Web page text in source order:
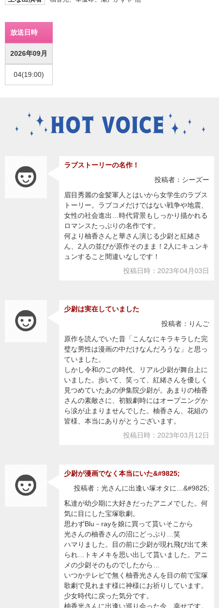
放送日時
2026年09月
04(19:00)
ラブストーリーの名作！
投稿者：シーズー
眉目秀麗の金髪軍人とはいから女学生のラブス
トーリー。ラブコメだけではない戦争や地震、
女性の社会進出…時代背景もしっかり描かれる
ロマンスたっぷりの名作です。
何より柚香さんと華さん演じる少尉と紅緒さ
ん、2人の並びが原作そのまま！2人にキュンキ
ュンすること間違いなしです！
投稿日時：2023年04月03日
少尉は実在していました
投稿者：りんご
原作を読んでいた昔「こんなにキラキラした完
璧な男性は漫画の中だけなんだろうな」と思っ
ていました。
しかし令和のこの時代、リアル少尉が舞台上に
いました。歩いて、笑って、紅緒さんを優しく
見つめていたあの伊集院少尉が。あまりの柚香
さんの素敵さに、初観劇時にはオープニングか
ら涙が止まりませんでした。柚香さん、花組の
皆様、本当にありがとうございます。
投稿日時：2023年03月12日
少尉が漫画でなく本当にいた&#9825;
投稿者：光さんに出逢い塚オタに…&#9825;
私達が幼少期に大好きだったアニメでした。何
気に目にした宝塚歌劇。
思わずBlu－rayを娘に買って貰いそこから
光さんの柚香さんの沼にどっぷり…笑
ハマりました。目の前に少尉が現れ飛び出て来
られ…トキメキを思い出して貰いました。アニ
メの少尉そのものでしたから…
いつかテレビで無く柚香光さんを目の前で宝塚
歌劇で見れます様に神様にお祈りしています。
少女時代に戻った気分です。
柚香光さんに出逢い巡り会った今、幸せです。